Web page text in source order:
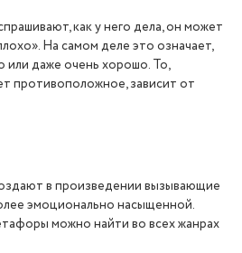
как у него дела, он может
На самом деле это означает,
или даже очень хорошо. То,
противоположное, зависит от
в произведении вызывающие
эмоционально насыщенной.
можно найти во всех жанрах